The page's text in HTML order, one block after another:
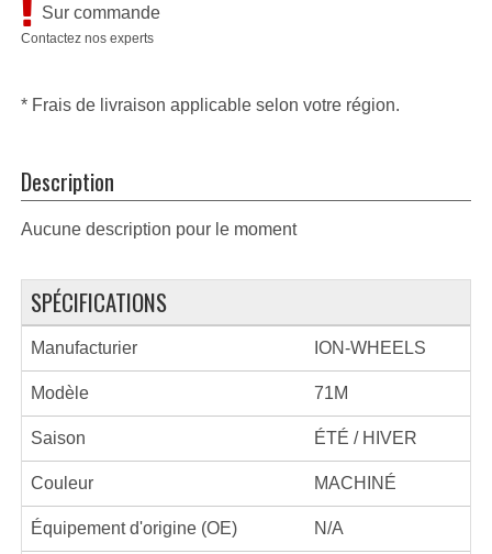
Sur commande
Contactez nos experts
* Frais de livraison applicable selon votre région.
Description
Aucune description pour le moment
SPÉCIFICATIONS
Manufacturier ION-WHEELS
Modèle 71M
Saison ÉTÉ / HIVER
Couleur MACHINÉ
Équipement d'origine (OE) N/A